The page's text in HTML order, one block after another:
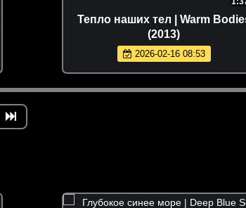
Тепло наших тел | Warm
(2013)
2026-02-16 08:53